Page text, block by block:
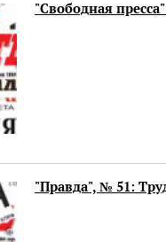
"Свободная
"Правда", № 51: